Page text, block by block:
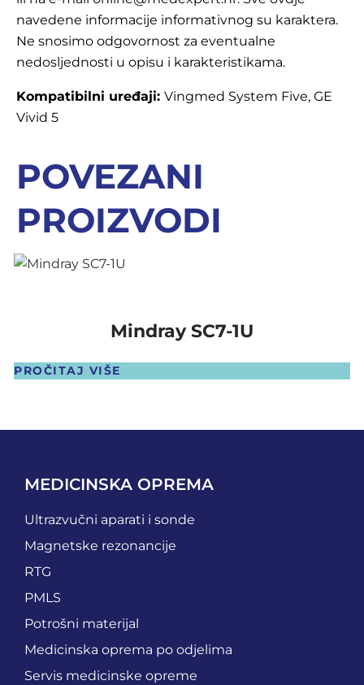
navedene informacije informativnog su karaktera.
Ne snosimo odgovornost za eventualne
nedosljednosti u opisu i karakteristikama.
Kompatibilni uređaji: Vingmed System Five, GE
Vivid 5
POVEZANI
PROIZVODI
Mindray SC7-1U
PROČITAJ VIŠE
MEDICINSKA OPREMA
Ultrazvučni aparati i sonde
Magnetske rezonancije
RTG
PMLS
Potrošni materijal
Medicinska oprema po odjelima
Servis medicinske opreme